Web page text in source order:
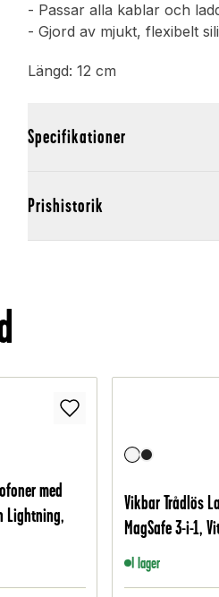
- Passar alla kablar och
- Gjord av mjukt, flexibelt
Längd: 12 cm
Specifikationer
Prishistorik
med
Lightning,
Vikbar Trådlös
MagSafe 3-i-1,
I lager